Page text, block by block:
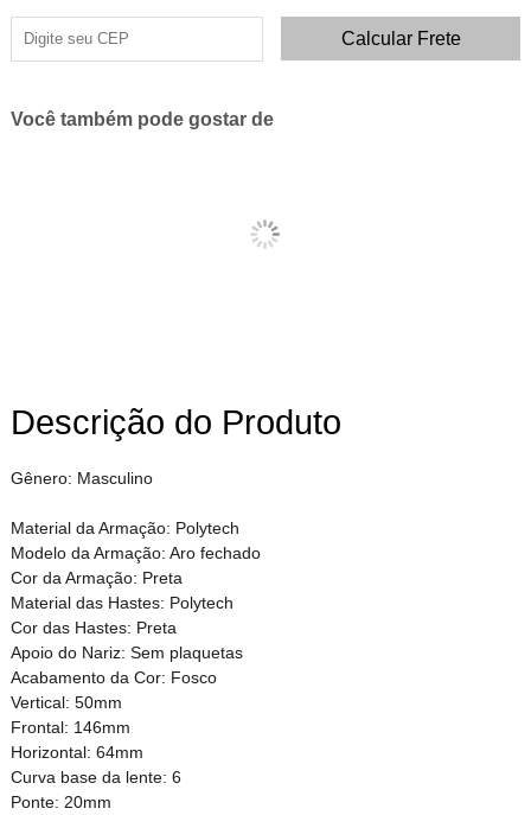
Você também pode gostar de
Descrição do Produto
Gênero: Masculino
Material da Armação: Polytech
Modelo da Armação: Aro fechado
Cor da Armação: Preta
Material das Hastes: Polytech
Cor das Hastes: Preta
Apoio do Nariz: Sem plaquetas
Acabamento da Cor: Fosco
Vertical: 50mm
Frontal: 146mm
Horizontal: 64mm
Curva base da lente: 6
Ponte: 20mm